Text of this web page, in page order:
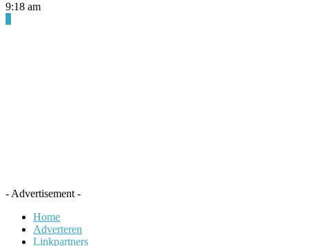
9:18 am
- Advertisement -
Home
Adverteren
Linkpartners